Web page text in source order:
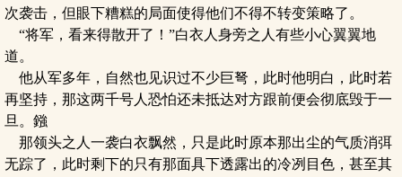
次袭击，但眼下糟糕的局面使得他们不得不转变策略了。
“将军，看来得散开了！”白衣人身旁之人有些小心翼翼地
道。
他从军多年，自然也见识过不少巨弩，此时他明白，此时若
再坚持，那这两千号人恐怕还未抵达对方跟前便会彻底毁于一
旦。鏹
那领头之人一袭白衣飘然，只是此时原本那出尘的气质消弭
无踪了，此时剩下的只有那面具下透露出的冷冽目色，甚至其